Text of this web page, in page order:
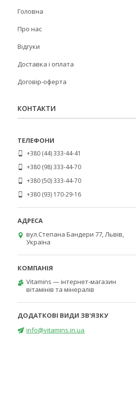
Головна
Про нас
Відгуки
Доставка і оплата
Договір-оферта
КОНТАКТИ
+380 (44) 333-44-41
+380 (98) 333-44-70
+380 (50) 333-44-70
+380 (93) 170-29-16
вул.Степана Бандери 77, Львів,
Україна
Vitamins — інтернет-магазин
вітамінів та мінералів
info@vitamins.in.ua